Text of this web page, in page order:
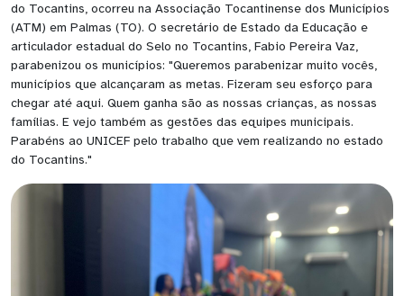
do Tocantins, ocorreu na Associação Tocantinense dos Municípios
(ATM) em Palmas (TO). O secretário de Estado da Educação e
articulador estadual do Selo no Tocantins, Fabio Pereira Vaz,
parabenizou os municípios: "Queremos parabenizar muito vocês,
municípios que alcançaram as metas. Fizeram seu esforço para
chegar até aqui. Quem ganha são as nossas crianças, as nossas
famílias. E vejo também as gestões das equipes municipais.
Parabéns ao UNICEF pelo trabalho que vem realizando no estado
do Tocantins."